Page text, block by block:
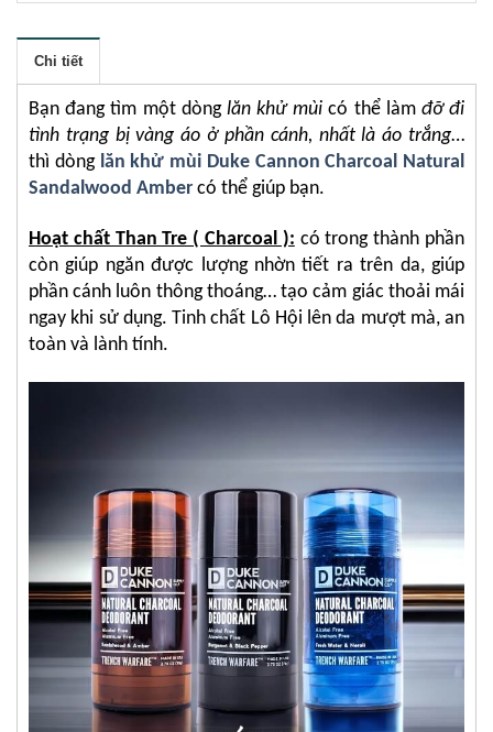
Chi tiết
Bạn đang tìm một dòng lăn khử mùi có thể làm đỡ đi
tình trạng bị vàng áo ở phần cánh, nhất là áo trắng…
thì dòng lăn khử mùi Duke Cannon Charcoal Natural
Sandalwood Amber có thể giúp bạn.
Hoạt chất Than Tre ( Charcoal ): có trong thành phần
còn giúp ngăn được lượng nhờn tiết ra trên da, giúp
phần cánh luôn thông thoáng… tạo cảm giác thoải mái
ngay khi sử dụng. Tinh chất Lô Hội lên da mượt mà, an
toàn và lành tính.